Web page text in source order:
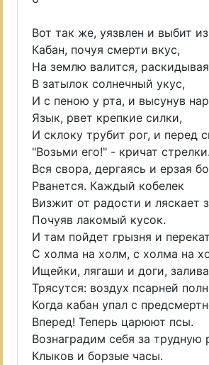
Вот так же, уязвлен и выбит
Кабан, почуя смерти вкус,
На землю валится,
В затылок солнечный укус,
И с пеною у рта, и высунув
Язык, рвет крепкие силки,
И склоку трубит рог, и перед
"Возьми его!" - кричат стрелки.
Вся свора, дергаясь и ерзая
Рванется. Каждый кобелек
Визжит от радости и ляскает
Почуяв лакомый кусок.
И там пойдет грызня и
С холма на холм, с холма на
Ищейки, лягаши и доги,
Трясутся: воздух псарней
Когда кабан упал с
Вперед! Теперь царюют псы.
Вознаградим себя за трудную
Клыков и борзые часы.